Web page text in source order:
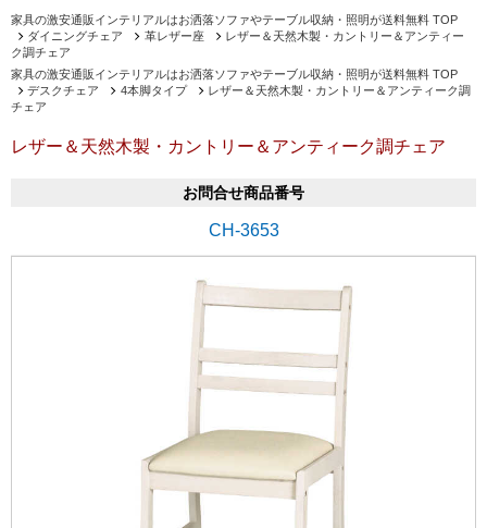
家具の激安通販インテリアルはお洒落ソファやテーブル収納・照明が送料無料 TOP
ダイニングチェア
革レザー座
レザー＆天然木製・カントリー＆アンティー
ク調チェア
家具の激安通販インテリアルはお洒落ソファやテーブル収納・照明が送料無料 TOP
デスクチェア
4本脚タイプ
レザー＆天然木製・カントリー＆アンティーク調
チェア
レザー＆天然木製・カントリー＆アンティーク調チェア
お問合せ商品番号
CH-3653